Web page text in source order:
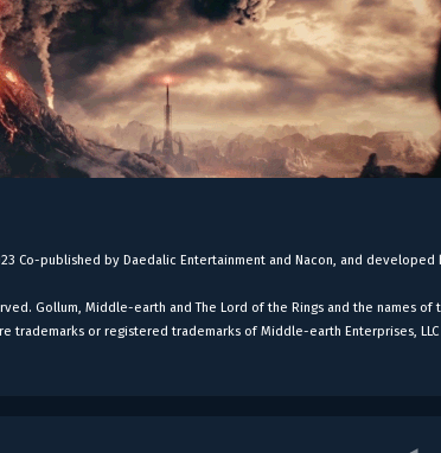
Co-published by Daedalic Entertainment and Nacon, and developed
Gollum, Middle-earth and The Lord of the Rings and the names of
trademarks or registered trademarks of Middle-earth Enterprises,